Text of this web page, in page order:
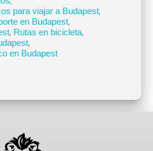
para viajar a Budapest,
en Budapest,
, Rutas en bicicleta,
,
en Budapest